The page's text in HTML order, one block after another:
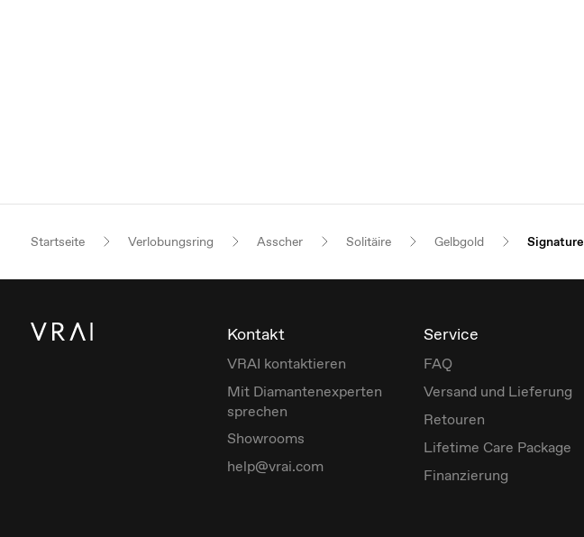
Startseite Verlobungsring Asscher Solitäire Gelbgold Signature
Kontakt
VRAI kontaktieren
Mit Diamantenexperten
sprechen
Showrooms
help@vrai.com
Service
FAQ
Versand und Lieferung
Retouren
Lifetime Care Package
Finanzierung